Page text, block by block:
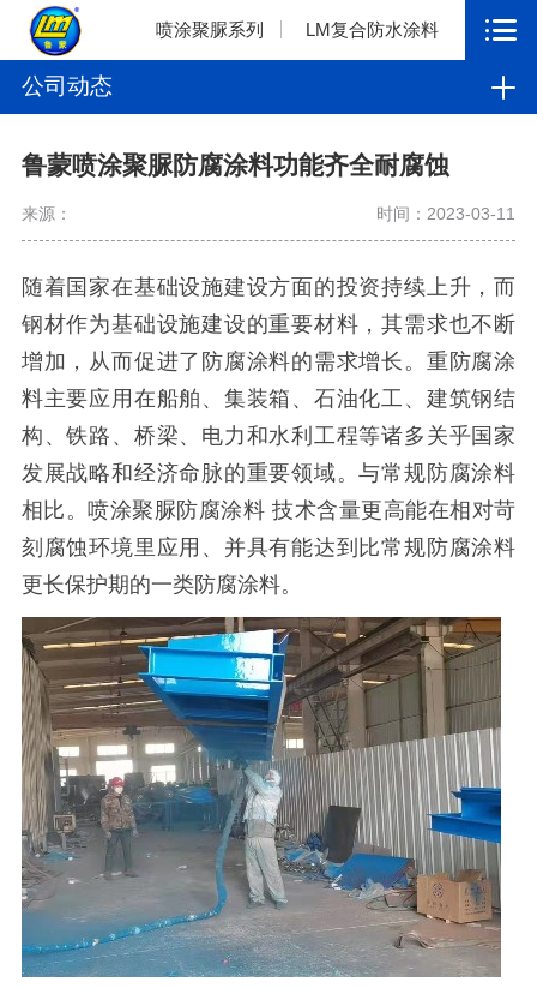
喷涂聚脲系列 LM复合防水涂料
公司动态
鲁蒙喷涂聚脲防腐涂料功能齐全耐腐蚀
来源： 时间：2023-03-11
随着国家在基础设施建设方面的投资持续上升，而
钢材作为基础设施建设的重要材料，其需求也不断
增加，从而促进了防腐涂料的需求增长。重防腐涂
料主要应用在船舶、集装箱、石油化工、建筑钢结
构、铁路、桥梁、电力和水利工程等诸多关乎国家
发展战略和经济命脉的重要领域。与常规防腐涂料
相比。喷涂聚脲防腐涂料 技术含量更高能在相对苛
刻腐蚀环境里应用、并具有能达到比常规防腐涂料
更长保护期的一类防腐涂料。